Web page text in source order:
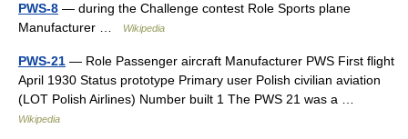
PWS-8 — during the Challenge contest Role Sports plane
Manufacturer …
Wikipedia
PWS-21 — Role Passenger aircraft Manufacturer PWS First flight
April 1930 Status prototype Primary user Polish civilian aviation
(LOT Polish Airlines) Number built 1 The PWS 21 was a …
Wikipedia